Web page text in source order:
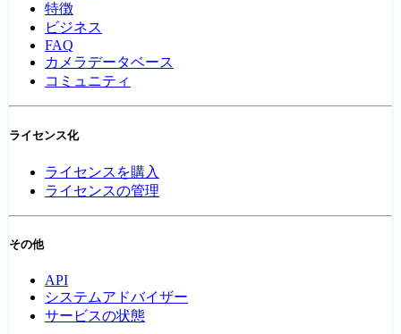
特徴
ビジネス
FAQ
カメラデータベース
コミュニティ
ライセンス化
ライセンスを購入
ライセンスの管理
その他
API
システムアドバイザー
サービスの状態